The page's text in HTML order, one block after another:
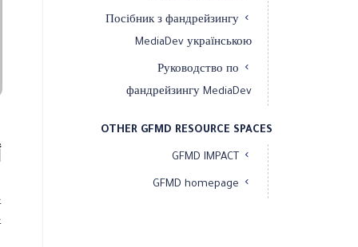
Посібник з фандрейзингу
MediaDev українською
Руководство по
фандрейзингу MediaDev
OTHER GFMD RESOURCE SPACES
GFMD IMPACT
GFMD homepage